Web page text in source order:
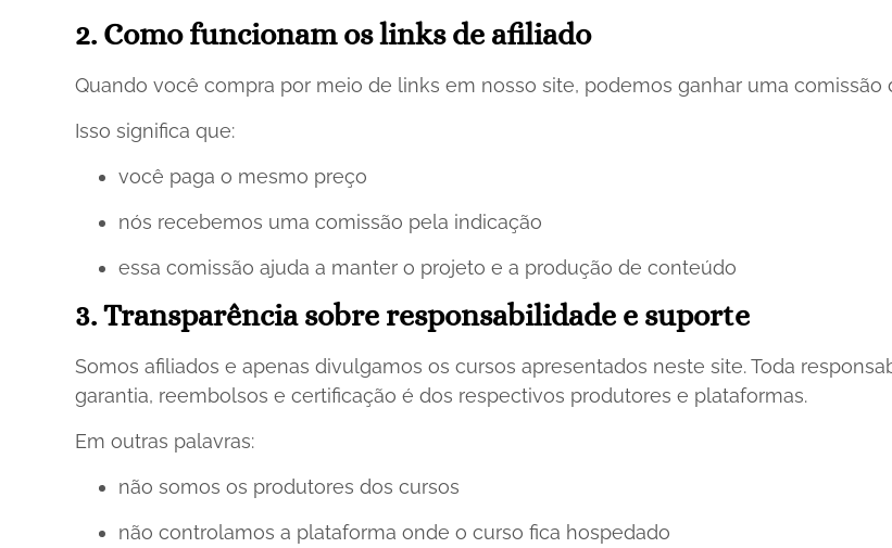
2. Como funcionam os links de afiliado
Quando você compra por meio de links em nosso site, podemos ganhar uma
Isso significa que:
você paga o mesmo preço
nós recebemos uma comissão pela indicação
essa comissão ajuda a manter o projeto e a produção de conteúdo
3. Transparência sobre responsabilidade e suporte
Somos afiliados e apenas divulgamos os cursos apresentados neste site. Toda
garantia, reembolsos e certificação é dos respectivos produtores e plataformas.
Em outras palavras:
não somos os produtores dos cursos
não controlamos a plataforma onde o curso fica hospedado